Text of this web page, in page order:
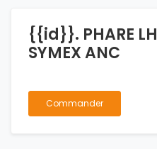
{{id}}. PHARE LH
SYMEX ANC
Commander